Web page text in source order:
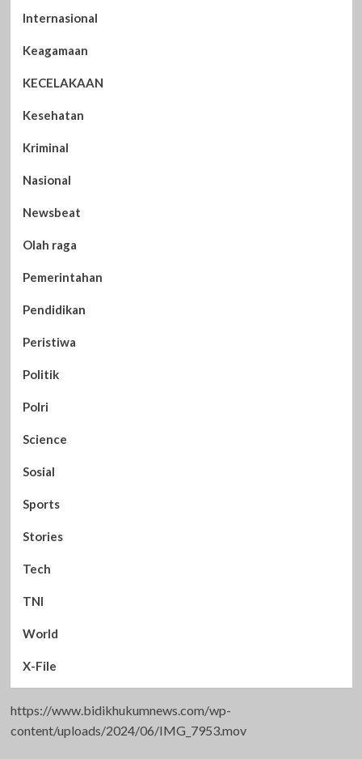
Internasional
Keagamaan
KECELAKAAN
Kesehatan
Kriminal
Nasional
Newsbeat
Olah raga
Pemerintahan
Pendidikan
Peristiwa
Politik
Polri
Science
Sosial
Sports
Stories
Tech
TNI
World
X-File
https://www.bidikhukumnews.com/wp-
content/uploads/2024/06/IMG_7953.mov